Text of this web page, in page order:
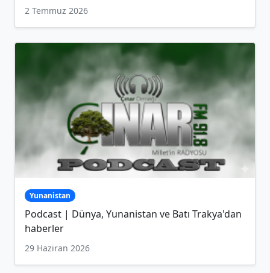
2 Temmuz 2026
Yunanistan
Podcast | Dünya, Yunanistan ve Batı Trakya'dan
haberler
29 Haziran 2026